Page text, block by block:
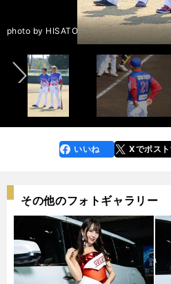
photo by HISATO
後編記事：「あれ以来、セカンドバッグ
新、当時の超絶人気ぶりを振り返った＞
前へ
faceboo
k
いいね Xでポスト
その他のフォトギャラリー